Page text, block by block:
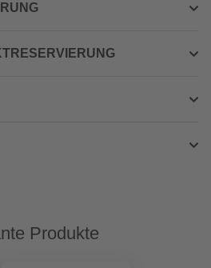
Produkte